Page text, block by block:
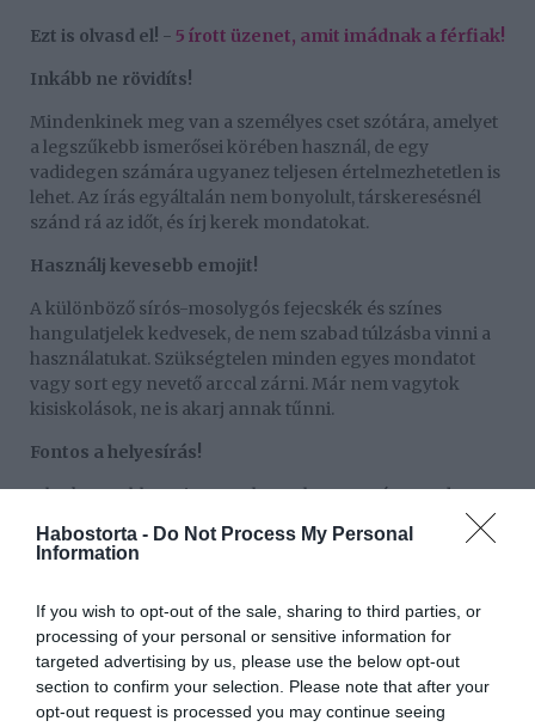
Habostorta - Do Not Process My Personal
Information
If you wish to opt-out of the sale, sharing to third parties, or
processing of your personal or sensitive information for
targeted advertising by us, please use the below opt-out
section to confirm your selection. Please note that after your
opt-out request is processed you may continue seeing
Ezt is olvasd el! - 5 írott üzenet, amit imádnak a férfiak!
Inkább ne rövidíts!
Mindenkinek meg van a személyes cset szótára, amelyet
a legszűkebb ismerősei körében használ, de egy
vadidegen számára ugyanez teljesen értelmezhetetlen is
lehet. Az írás egyáltalán nem bonyolult, társkeresésnél
szánd rá az időt, és írj kerek mondatokat.
Használj kevesebb emojit!
A különböző sírós-mosolygós fejecskék és színes
hangulatjelek kedvesek, de nem szabad túlzásba vinni a
használatukat. Szükségtelen minden egyes mondatot
vagy sort egy nevető arccal zárni. Már nem vagytok
kisiskolások, ne is akarj annak tűnni.
Fontos a helyesírás!
A legkevesebb, amit megtehetsz, ha azt a pár mondatot,
„Küldés” gombra nyomnál. Mivel nem komplett
egy vadidegenben, de néhány szerencsétlen
szóválasztás akár teljesen félreérthetővé is tehet egy
mondatot.
Hagyj elég időt a válaszra!